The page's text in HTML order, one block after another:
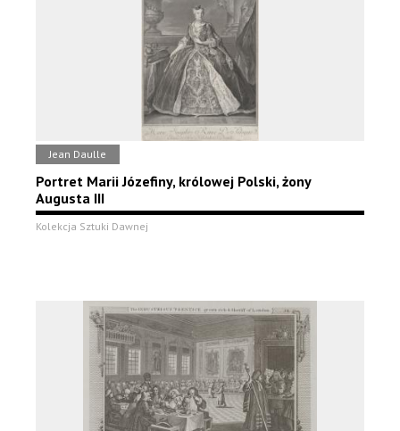
Jean Daulle
Portret Marii Józefiny, królowej Polski, żony
Augusta III
Kolekcja Sztuki Dawnej